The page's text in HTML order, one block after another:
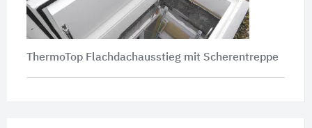
ThermoTop Flachdachausstieg mit Scherentreppe